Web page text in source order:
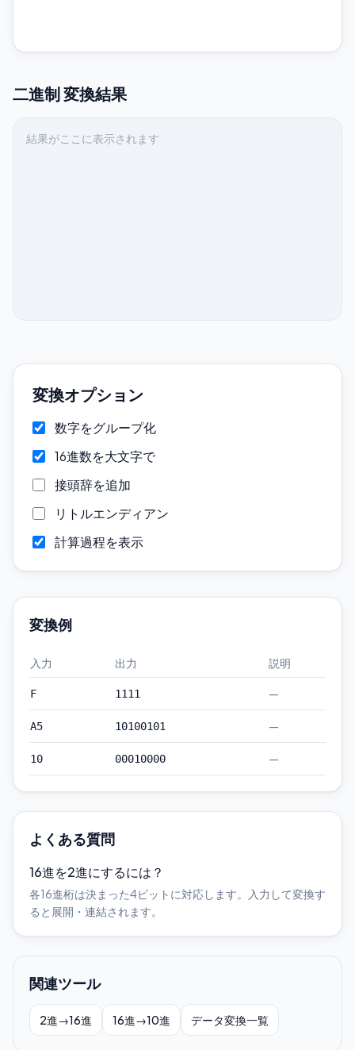
二進制変換結果
変換オプション
数字をグループ化
16進数を大文字で
接頭辞を追加
リトルエンディアン
計算過程を表示
変換例
入力 出力 説明
F 1111 —
A5 10100101 —
10 00010000 —
よくある質問
16進を2進にするには？
各16進桁は決まった4ビットに対応します。入力して変換す
ると展開・連結されます。
関連ツール
2進→16進 16進→10進 データ変換一覧